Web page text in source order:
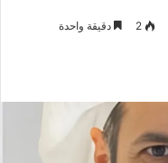
2 دقيقة واحدة